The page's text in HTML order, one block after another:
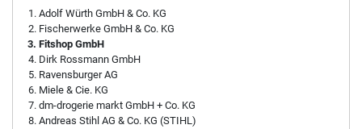
Adolf Würth GmbH & Co. KG
Fischerwerke GmbH & Co. KG
Fitshop GmbH
Dirk Rossmann GmbH
Ravensburger AG
Miele & Cie. KG
dm-drogerie markt GmbH + Co. KG
Andreas Stihl AG & Co. KG (STIHL)